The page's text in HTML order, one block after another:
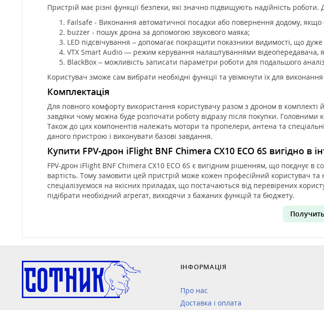
Пристрій має різні функції безпеки, які значно підвищують надійність роботи.
Failsafe - Виконання автоматичної посадки або повернення додому, якщо
buzzer - пошук дрона за допомогою звукового маяка;
LED підсвічування – допомагає покращити показники видимості, що
VTX Smart Audio — режим керування налаштуваннями відеопередавача,
BlackBox – можливість записати параметри роботи для подальшого
Користувач зможе сам вибрати необхідні функції та увімкнути їх для
Комплектація
Для повного комфорту використання користувачу разом з дроном в комплекті
завдяки чому можна буде розпочати роботу відразу після покупки.
Також до цих компонентів належать мотори та пропелери, антена та
даного пристрою і виконувати базові завдання.
Купити FPV-дрон iFlight BNF Chimera CX10 ECO 6S вигідно в
FPV-дрон iFlight BNF Chimera CX10 ECO 6S є вигідним рішенням, що поєднує в
вартість. Тому замовити цей пристрій може кожен професійний користувач
спеціалізуємося на якісних приладах, що постачаються від перевірених
підібрати необхідний агрегат, виходячи з бажаних функцій та бюджету.
ІНФОРМАЦІЯ
Про нас
Доставка і оплата